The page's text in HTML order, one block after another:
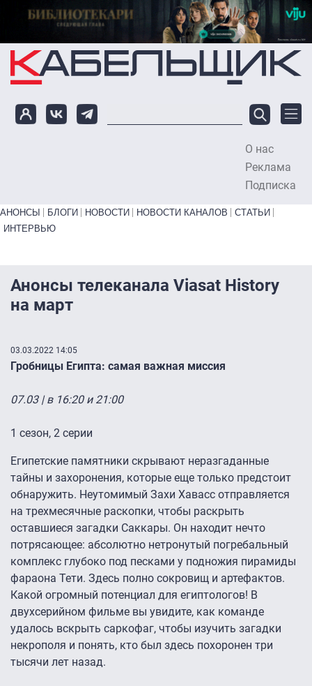
Перейти к основному содержанию
О нас
Реклама
Подписка
Primary links bottom
АНОНСЫ БЛОГИ НОВОСТИ НОВОСТИ КАНАЛОВ
СТАТЬИ
ИНТЕРВЬЮ
Анонсы телеканала Viasat History
на март
03.03.2022 14:05
Гробницы Египта: самая важная миссия
07.03 | в 16:20 и 21:00
1 сезон, 2 серии
Египетские памятники скрывают неразгаданные
тайны и захоронения, которые еще только предстоит
обнаружить. Неутомимый Захи Хавасс отправляется
на трехмесячные раскопки, чтобы раскрыть
оставшиеся загадки Саккары. Он находит нечто
потрясающее: абсолютно нетронутый погребальный
комплекс глубоко под песками у подножия пирамиды
фараона Тети. Здесь полно сокровищ и артефактов.
Какой огромный потенциал для египтологов! В
двухсерийном фильме вы увидите, как команде
удалось вскрыть саркофаг, чтобы изучить загадки
некрополя и понять, кто был здесь похоронен три
тысячи лет назад.